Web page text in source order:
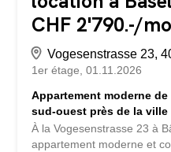
CHF 2'790.-/
Vogesenstrasse 23,
1er étage 01.11.2026
Appartement moderne
sud-ouest près de la ville
À la Vogesenstrasse 23 à
appartement moderne et